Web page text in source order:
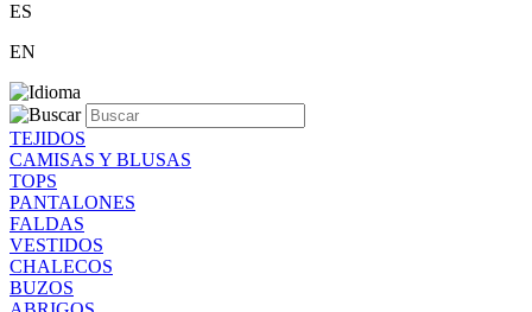
ES
EN
TEJIDOS
CAMISAS Y BLUSAS
TOPS
PANTALONES
FALDAS
VESTIDOS
CHALECOS
BUZOS